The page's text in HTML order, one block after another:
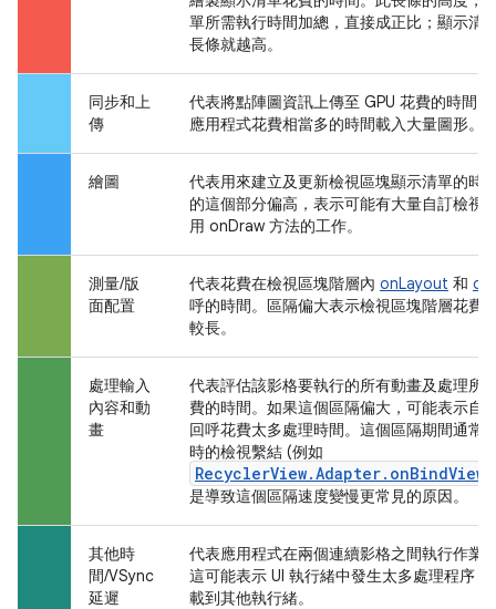
單所需執行時間加總，直接成正比；顯示清
長條就越高。
同步和上
傳
代表將點陣圖資訊上傳至 GPU 花費的時間
應用程式花費相當多的時間載入大量圖形。
繪圖
代表用來建立及更新檢視區塊顯示清單的時
的這個部分偏高，表示可能有大量自訂檢視
用 onDraw 方法的工作。
測量/版
面配置
代表花費在檢視區塊階層內 onLayout 和
呼的時間。區隔偏大表示檢視區塊階層花費
較長。
處理輸入
內容和動
畫
代表評估該影格要執行的所有動畫及處理所
費的時間。如果這個區隔偏大，可能表示自
回呼花費太多處理時間。這個區隔期間通常
時的檢視繫結 (例如
是導致這個區隔速度變慢更常見的原因。
其他時
間/VSync
延遲
代表應用程式在兩個連續影格之間執行作業
這可能表示 UI 執行緒中發生太多處理程序
載到其他執行緒。